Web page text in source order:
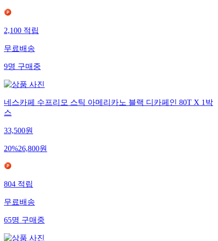
2,100 적립
무료배송
9명 구매중
네스카페 수프리모 스틱 아메리카노 블랙 디카페인 80T X 1박
스
33,500원
20%26,800원
804 적립
무료배송
65명 구매중